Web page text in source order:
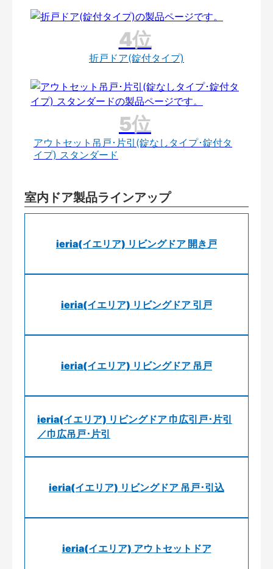
折戸ドア(錠付タイプ)
アウトセット吊戸･片引(錠なしタイプ･錠付タ
イプ) スタンダード
室内ドア製品ラインアップ
ieria(イエリア) リビングドア 開き戸
ieria(イエリア) リビングドア 引戸
ieria(イエリア) リビングドア 吊戸
ieria(イエリア) リビングドア 巾広引戸･片引
／巾広吊戸･片引
ieria(イエリア) リビングドア 吊戸･引込
ieria(イエリア) アウトセットドア